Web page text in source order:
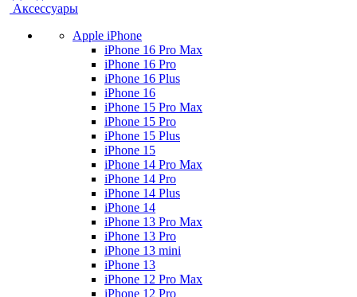
Аксессуары
Apple iPhone
iPhone 16 Pro Max
iPhone 16 Pro
iPhone 16 Plus
iPhone 16
iPhone 15 Pro Max
iPhone 15 Pro
iPhone 15 Plus
iPhone 15
iPhone 14 Pro Max
iPhone 14 Pro
iPhone 14 Plus
iPhone 14
iPhone 13 Pro Max
iPhone 13 Pro
iPhone 13 mini
iPhone 13
iPhone 12 Pro Max
iPhone 12 Pro